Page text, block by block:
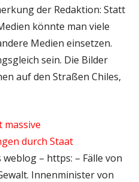
der Redaktion: Statt
könnte man viele
Medien einsetzen.
sein. Die Bilder
auf den Straßen Chiles,
massive
durch Staat
weblog – https: – Fälle von
Innenminister von